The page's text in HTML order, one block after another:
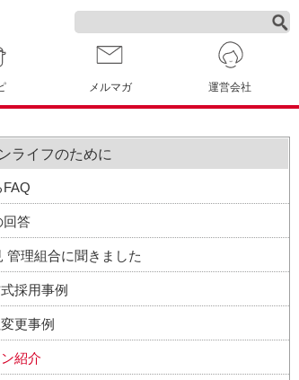
メルマガ 運営会社
ライフのために
回答
管理組合に聞きました
採用事例
更事例
紹介